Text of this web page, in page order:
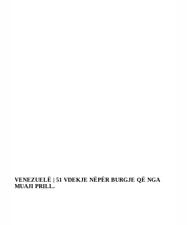
VENEZUELË | 51 VDEKJE NËPËR BURGJE QË NGA
MUAJI PRILL.